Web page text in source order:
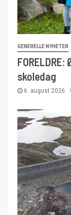
GENERELLE NYHETER
skoledag
6. august 2026